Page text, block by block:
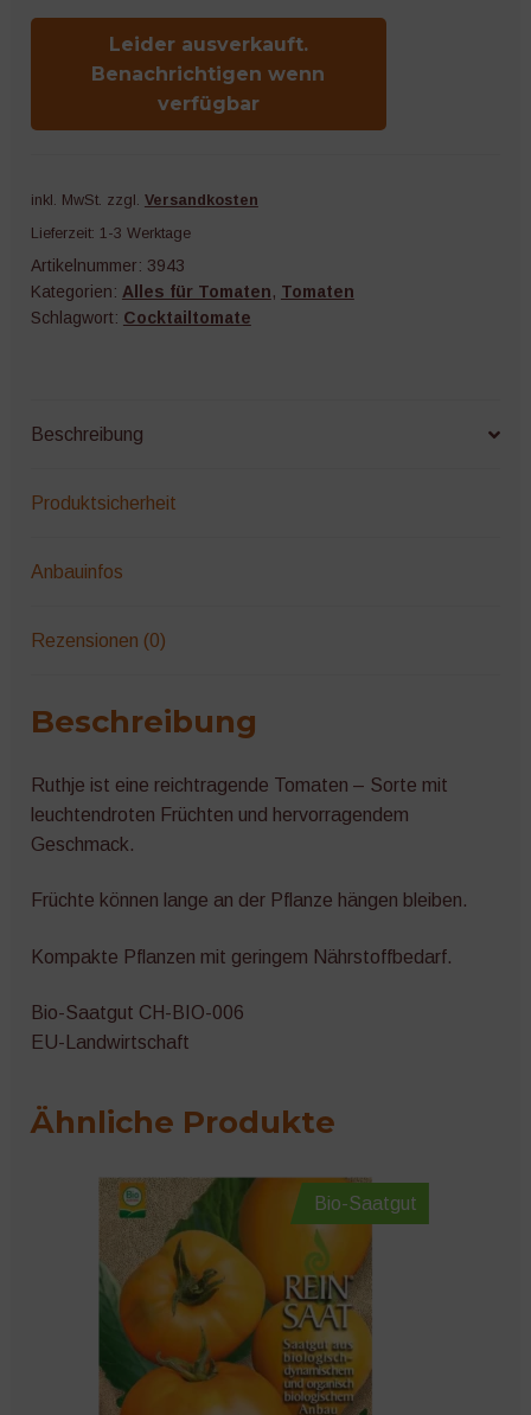
Leider ausverkauft.
Benachrichtigen wenn
verfügbar
inkl. MwSt. zzgl. Versandkosten
Lieferzeit: 1-3 Werktage
Artikelnummer: 3943
Kategorien: Alles für Tomaten, Tomaten
Schlagwort: Cocktailtomate
Beschreibung
Produktsicherheit
Anbauinfos
Rezensionen (0)
Beschreibung
Ruthje ist eine reichtragende Tomaten – Sorte mit
leuchtendroten Früchten und hervorragendem
Geschmack.
Früchte können lange an der Pflanze hängen bleiben.
Kompakte Pflanzen mit geringem Nährstoffbedarf.
Bio-Saatgut CH-BIO-006
EU-Landwirtschaft
Ähnliche Produkte
Bio-Saatgut